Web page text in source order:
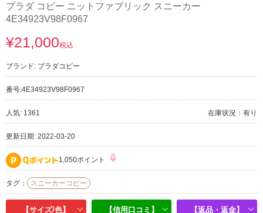
プラダ コピー ニットファブリック スニーカー
4E34923V98F0967
¥21,000税込
ブランド: プラダコピー
番号:4E34923V98F0967
人気: 1361 在庫状況：有り
更新日期: 2022-03-20
1,050ポイント
タグ： スニーカーコピー
【サイズ/色】 【信用口コミ】 【返品・返金】